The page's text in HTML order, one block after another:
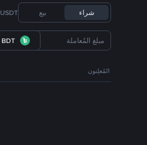
شراء بيع USDT
BDT
المُعلِنون